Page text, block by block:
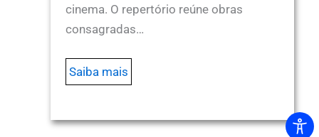
cinema. O repertório reúne obras
consagradas…
Saiba mais